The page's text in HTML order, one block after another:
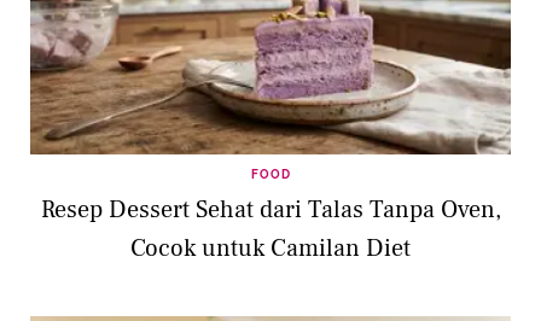
FOOD
Resep Dessert Sehat dari Talas Tanpa Oven,
Cocok untuk Camilan Diet